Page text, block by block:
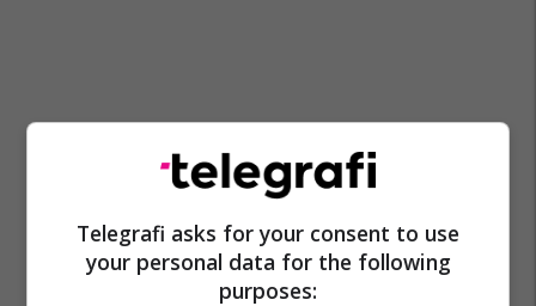
Telegrafi asks for your consent to use
your personal data for the following
purposes: